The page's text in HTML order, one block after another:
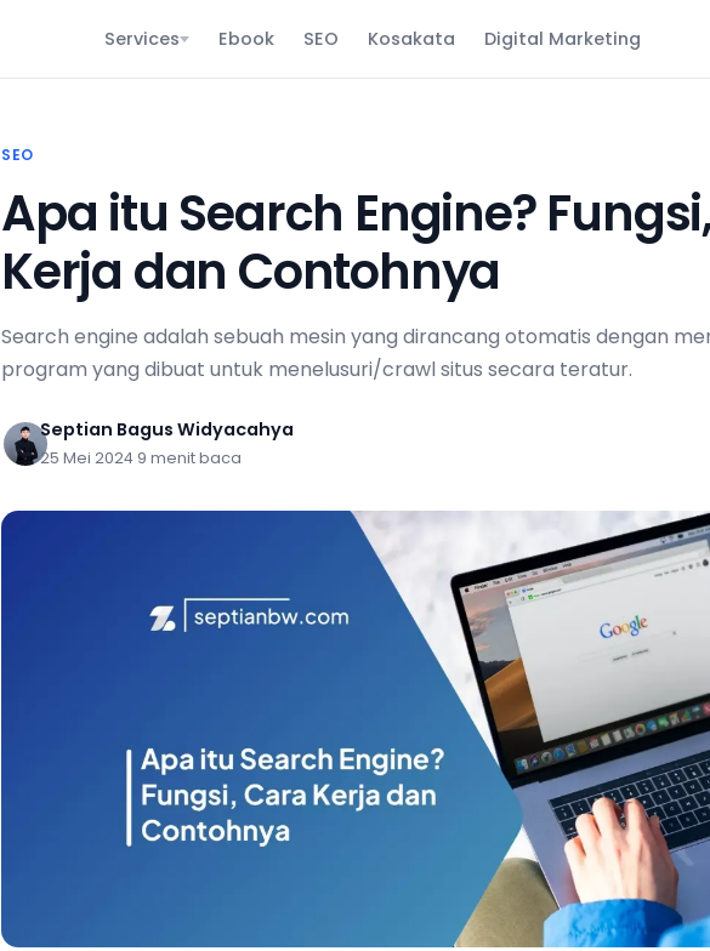
Services Ebook SEO Kosakata Digital Marketing
SEO
Apa itu Search Engine?
Kerja dan Contohnya
Search engine adalah sebuah mesin yang dirancang otomatis dengan
program yang dibuat untuk menelusuri/crawl situs secara teratur.
Septian Bagus Widyacahya
25 Mei 2024 9 menit baca